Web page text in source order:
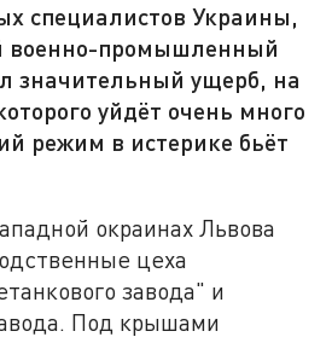
специалистов Украины,
военно-промышленный
значительный ущерб, на
уйдёт очень много
режим в истерике бьёт
окраинах Львова
цеха
завода" и
Под крышами